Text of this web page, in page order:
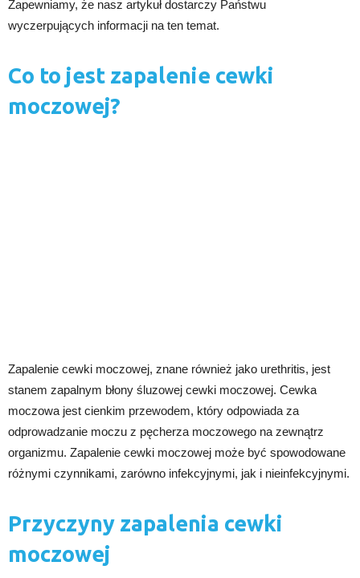
Zapewniamy, że nasz artykuł dostarczy Państwu
wyczerpujących informacji na ten temat.
Co to jest zapalenie cewki
moczowej?
Zapalenie cewki moczowej, znane również jako urethritis, jest
stanem zapalnym błony śluzowej cewki moczowej. Cewka
moczowa jest cienkim przewodem, który odpowiada za
odprowadzanie moczu z pęcherza moczowego na zewnątrz
organizmu. Zapalenie cewki moczowej może być spowodowane
różnymi czynnikami, zarówno infekcyjnymi, jak i nieinfekcyjnymi.
Przyczyny zapalenia cewki
moczowej